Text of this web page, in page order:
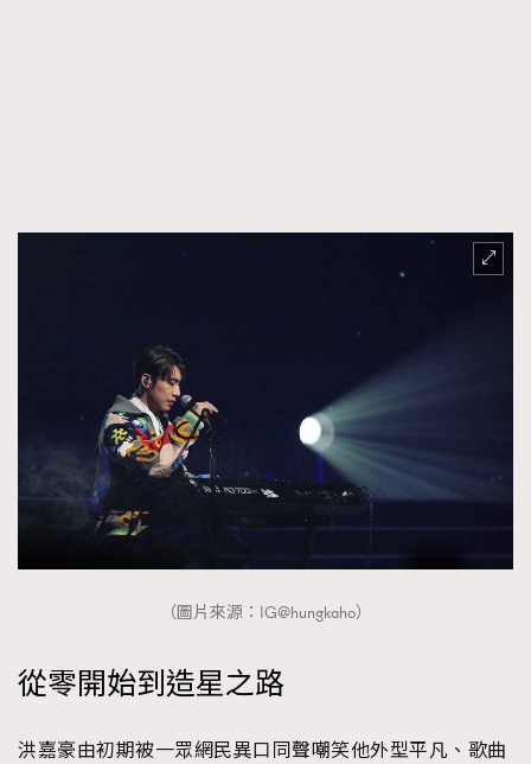
（圖片來源：IG@hungkaho）
從零開始到造星之路
洪嘉豪由初期被一眾網民異口同聲嘲笑他外型平凡、歌曲